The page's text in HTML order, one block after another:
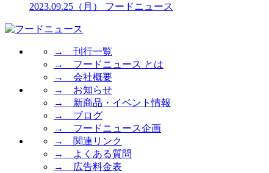
2023.09.25（月） フードニュース
→ 刊行一覧
→ フードニュース とは
→ 会社概要
→ お知らせ
→ 新商品・イベント情報
→ ブログ
→ フードニュース企画
→ 関連リンク
→ よくある質問
→ 広告料金表